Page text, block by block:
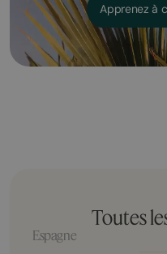
Apprenez à
Toutes
Espagne